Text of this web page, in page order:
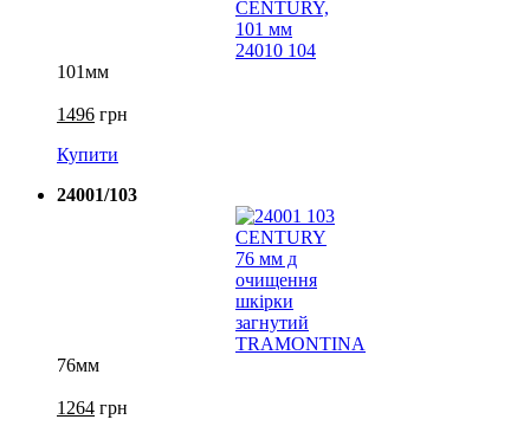
101мм
1496 грн
Купити
24001/103
76мм
1264 грн